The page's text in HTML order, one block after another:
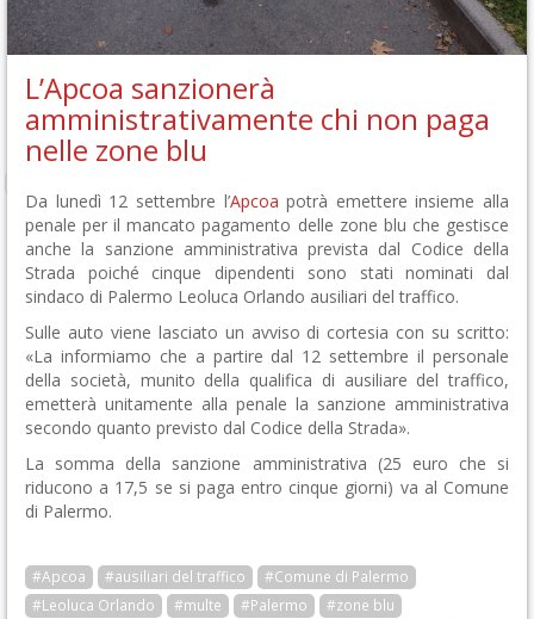
L’Apcoa sanzionerà
amministrativamente chi non paga
nelle zone blu
Da lunedì 12 settembre l’Apcoa potrà emettere insieme alla
penale per il mancato pagamento delle zone blu che gestisce
anche la sanzione amministrativa prevista dal Codice della
Strada poiché cinque dipendenti sono stati nominati dal
sindaco di Palermo Leoluca Orlando ausiliari del traffico.
Sulle auto viene lasciato un avviso di cortesia con su scritto:
«La informiamo che a partire dal 12 settembre il personale
della società, munito della qualifica di ausiliare del traffico,
emetterà unitamente alla penale la sanzione amministrativa
secondo quanto previsto dal Codice della Strada».
La somma della sanzione amministrativa (25 euro che si
riducono a 17,5 se si paga entro cinque giorni) va al Comune
di Palermo.
#Apcoa #ausiliari del traffico
#Comune di Palermo
#Leoluca Orlando
#multe #Palermo #zone blu